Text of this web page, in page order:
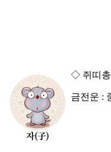
◇ 쥐띠
금전운 :